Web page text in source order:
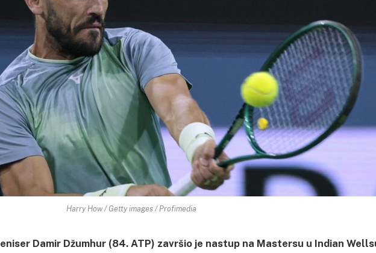
Harry How / Getty images / Profimedia
Damir Džumhur (84. ATP) završio je nastup na Mastersu u Indian